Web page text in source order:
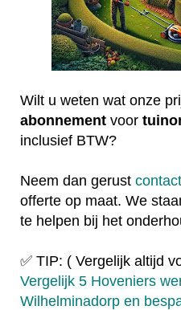
Wilt u weten wat onze
abonnement voor
inclusief BTW?
Neem dan gerust contact
offerte op maat. We
te helpen bij het
✅ TIP: ( Vergelijk altijd
Vergelijk 5 Hoveniers
Wilhelminadorp en